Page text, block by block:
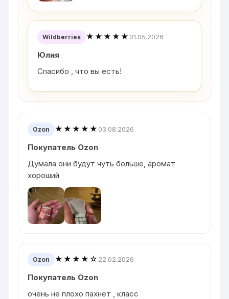
Wildberries ★★★★★ 01.05.2026
Юлия
Спасибо , что вы есть!
Ozon ★★★★★ 03.08.2026
Покупатель Ozon
Думала они будут чуть больше, аромат
хороший
Ozon ★★★★☆ 22.02.2026
Покупатель Ozon
очень не плохо пахнет , класс